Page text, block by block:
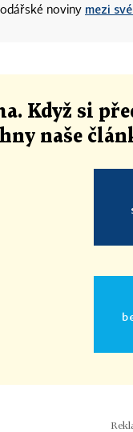
noviny mezi
Když si
naše